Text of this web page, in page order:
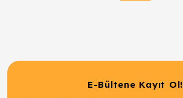
E-Bültene Kayıt Ol!